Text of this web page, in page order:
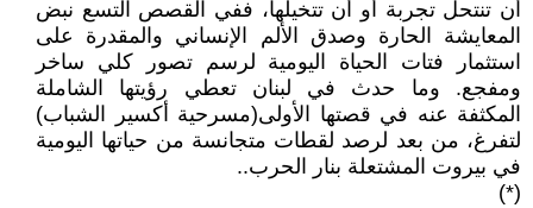
أن تنتحل تجربة أو أن تتخيلها، ففي القصص التسع نبض
المعايشة الحارة وصدق الألم الإنساني والمقدرة على
استثمار فتات الحياة اليومية لرسم تصور كلي ساخر
ومفجع. وما حدث في لبنان تعطي رؤيتها الشاملة
المكثفة عنه في قصتها الأولى(مسرحية أكسير الشباب)
لتفرغ، من بعد لرصد لقطات متجانسة من حياتها اليومية
في بيروت المشتعلة بنار الحرب..
(*)